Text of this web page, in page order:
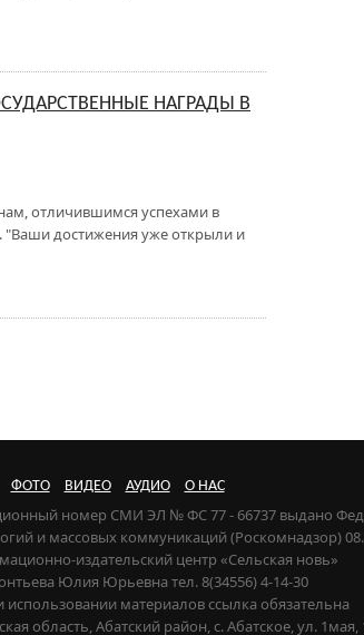
НАГРАДЫ В
отличившимся успехами в
"Ваши достижения уже открыли и
ФОТО ВИДЕО АУДИО О НАС
номер СМИ ЭЛ № ФС 77 - 66737 выдано
и массовых коммуникаций (Роскомнадзор)
издательский центр «Сельская новь»
Юлия Юрьевна тел. 8(34556) 4-14-30
материалов ссылка обязательна
область, Абатский район, с. Абатское, ул. 1мая,